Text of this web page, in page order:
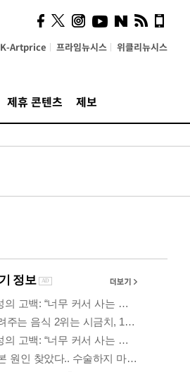
K-Artprice 프라임뉴시스 위클리뉴시스
제휴 콘텐츠 제보
시, 스마트폰 액세서리에
NFC 더했다